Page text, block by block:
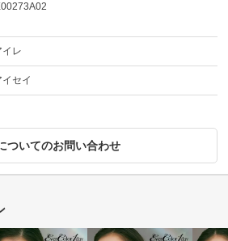
レ
セイ
ついてのお問い合わせ